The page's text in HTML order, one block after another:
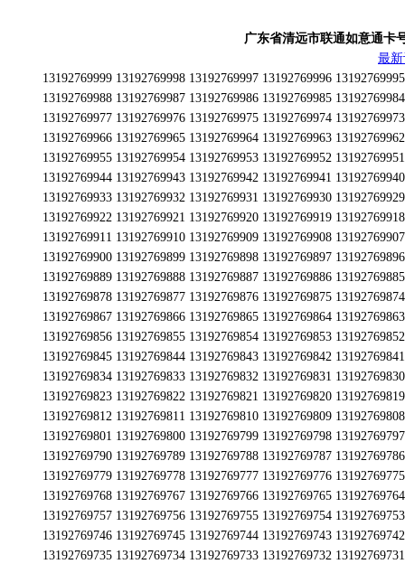
广东省清远市联通如意通卡
最
13192769999 13192769998 13192769997 13192769996 13192769995 13192769994 13192769993 13192769992 13192769991 13192769990 13192769989 13192769988 13192769987 13192769986 13192769985 13192769984 13192769983 13192769982 13192769981 13192769980 13192769979 13192769978 13192769977 13192769976 13192769975 13192769974 13192769973 13192769972 13192769971 13192769970 13192769969 13192769968 13192769967 13192769966 13192769965 13192769964 13192769963 13192769962 13192769961 13192769960 13192769959 13192769958 13192769957 13192769956 13192769955 13192769954 13192769953 13192769952 13192769951 13192769950 13192769949 13192769948 13192769947 13192769946 13192769945 13192769944 13192769943 13192769942 13192769941 13192769940 13192769939 13192769938 13192769937 13192769936 13192769935 13192769934 13192769933 13192769932 13192769931 13192769930 13192769929 13192769928 13192769927 13192769926 13192769925 13192769924 13192769923 13192769922 13192769921 13192769920 13192769919 13192769918 13192769917 13192769916 13192769915 13192769914 13192769913 13192769912 13192769911 13192769910 13192769909 13192769908 13192769907 13192769906 13192769905 13192769904 13192769903 13192769902 13192769901 13192769900 13192769899 13192769898 13192769897 13192769896 13192769895 13192769894 13192769893 13192769892 13192769891 13192769890 13192769889 13192769888 13192769887 13192769886 13192769885 13192769884 13192769883 13192769882 13192769881 13192769880 13192769879 13192769878 13192769877 13192769876 13192769875 13192769874 13192769873 13192769872 13192769871 13192769870 13192769869 13192769868 13192769867 13192769866 13192769865 13192769864 13192769863 13192769862 13192769861 13192769860 13192769859 13192769858 13192769857 13192769856 13192769855 13192769854 13192769853 13192769852 13192769851 13192769850 13192769849 13192769848 13192769847 13192769846 13192769845 13192769844 13192769843 13192769842 13192769841 13192769840 13192769839 13192769838 13192769837 13192769836 13192769835 13192769834 13192769833 13192769832 13192769831 13192769830 13192769829 13192769828 13192769827 13192769826 13192769825 13192769824 13192769823 13192769822 13192769821 13192769820 13192769819 13192769818 13192769817 13192769816 13192769815 13192769814 13192769813 13192769812 13192769811 13192769810 13192769809 13192769808 13192769807 13192769806 13192769805 13192769804 13192769803 13192769802 13192769801 13192769800 13192769799 13192769798 13192769797 13192769796 13192769795 13192769794 13192769793 13192769792 13192769791 13192769790 13192769789 13192769788 13192769787 13192769786 13192769785 13192769784 13192769783 13192769782 13192769781 13192769780 13192769779 13192769778 13192769777 13192769776 13192769775 13192769774 13192769773 13192769772 13192769771 13192769770 13192769769 13192769768 13192769767 13192769766 13192769765 13192769764 13192769763 13192769762 13192769761 13192769760 13192769759 13192769758 13192769757 13192769756 13192769755 13192769754 13192769753 13192769752 13192769751 13192769750 13192769749 13192769748 13192769747 13192769746 13192769745 13192769744 13192769743 13192769742 13192769741 13192769740 13192769739 13192769738 13192769737 13192769736 13192769735 13192769734 13192769733 13192769732 13192769731 13192769730 13192769729 13192769728 13192769727 13192769726 13192769725 13192769724 13192769723 13192769722 13192769721 13192769720 13192769719 13192769718 13192769717 13192769716 13192769715 13192769714 13192769713 13192769712 13192769711 13192769710 13192769709 13192769708 13192769707 13192769706 13192769705 13192769704 13192769703 13192769702 13192769701 13192769700 13192769699 13192769698 13192769697 13192769696 13192769695 13192769694 13192769693 13192769692 13192769691 13192769690 13192769689 13192769688 13192769687 13192769686 13192769685 13192769684 13192769683 13192769682 13192769681 13192769680 13192769679 13192769678 13192769677 13192769676 13192769675 13192769674 13192769673 13192769672 13192769671 13192769670 13192769669 13192769668 13192769667 13192769666 13192769665 13192769664 13192769663 13192769662 13192769661 13192769660 13192769659 13192769658 13192769657 13192769656 13192769655 13192769654 13192769653 13192769652 13192769651 13192769650 13192769649 13192769648 13192769647 13192769646 13192769645 13192769644 13192769643 13192769642 13192769641 13192769640 13192769639 13192769638 13192769637 13192769636 13192769635